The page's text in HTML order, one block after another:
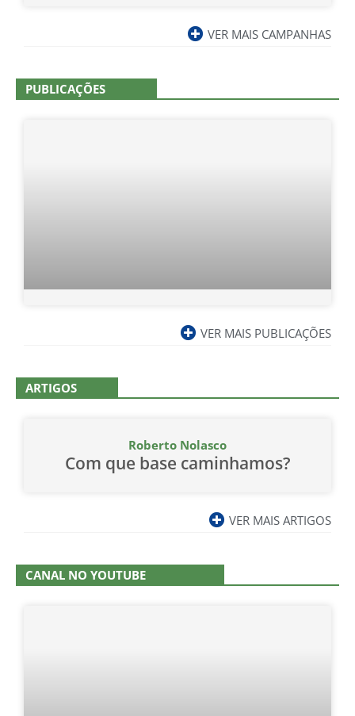
VER MAIS CAMPANHAS
PUBLICAÇÕES
VER MAIS PUBLICAÇÕES
ARTIGOS
Roberto Nolasco
Com que base caminhamos?
VER MAIS ARTIGOS
CANAL NO YOUTUBE